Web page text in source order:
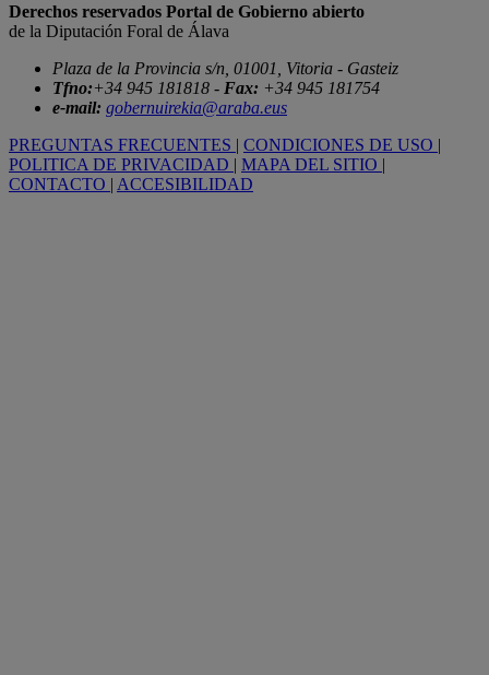
Derechos reservados Portal de Gobierno abierto
de la Diputación Foral de Álava
Plaza de la Provincia s/n, 01001, Vitoria - Gasteiz
Tfno:+34 945 181818 - Fax: +34 945 181754
e-mail: gobernuirekia@araba.eus
PREGUNTAS FRECUENTES | CONDICIONES DE USO |
POLITICA DE PRIVACIDAD | MAPA DEL SITIO |
CONTACTO | ACCESIBILIDAD